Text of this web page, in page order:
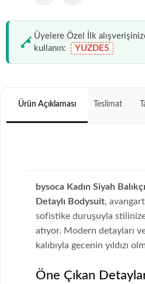
Üyelere Özel İlk
kullanın:
YUZDE5
Ürün Açıklaması Teslimat
bysoca Kadın Siyah
Detaylı Bodysuit,
sofistike duruşuyla
atıyor. Modern detayları
kalıbıyla gecenin yıldızı
Öne Çıkan